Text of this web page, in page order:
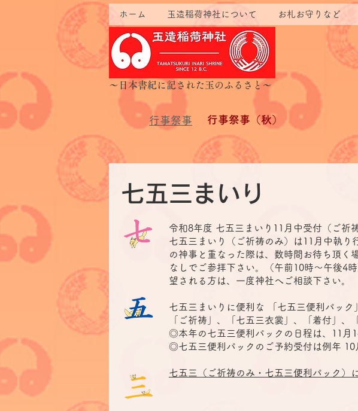
ホーム 玉造稲荷神社について お札お守りなど
​～日本書紀に記された玉のふるさと～
行事祭事 ​行事祭事（秋）
七五三まいり
令和8年度 七五三まいり11月中受付（ご祈
七五三まいり（ご祈祷のみ）は11月中執り
の神事と重なった際は、数時間お待ち頂
なしでご参拝下さい。（午前10時～午後
望される方は、一度神社へご相談下さい。
七五三まいりに便利な 「七五三便利パック
「ご祈祷」、「七五三衣裳」、「着付」、
◎本年の七五三便利パックの日程は、11月
◎七五三便利パックのご予約受付は例年 10
七五三（ご祈祷のみ・七五三便利パック）